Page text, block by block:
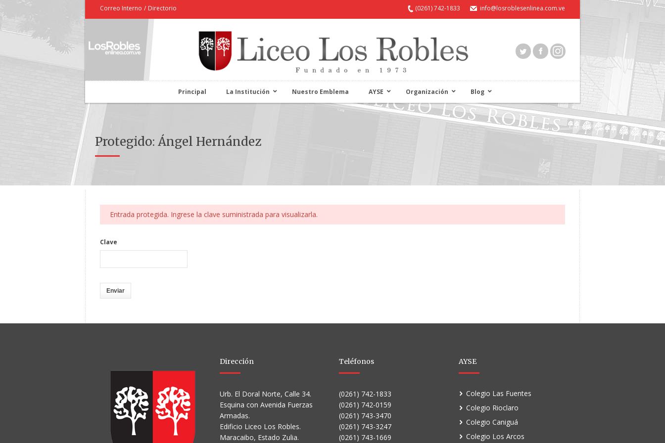
Correo Interno / Directorio (0261) 742-1833 info@losroblesenlinea.com.ve
Principal La Institución Nuestro Emblema AYSE Organización Blog
Protegido: Ángel Hernández
Entrada protegida. Ingrese la clave suministrada para visualizarla.
Clave
Dirección
Urb. El Doral Norte, Calle 34.
Esquina con Avenida Fuerzas
Armadas.
Edificio Liceo Los Robles.
Maracaibo, Estado Zulia.
Teléfonos
(0261) 742-1833
(0261) 742-0159
(0261) 743-3470
(0261) 743-3247
(0261) 743-1669
AYSE
Colegio Las Fuentes
Colegio Rioclaro
Colegio Caniguá
Colegio Los Arcos